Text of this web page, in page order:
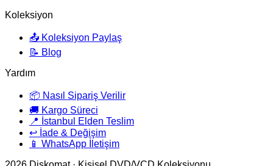
Koleksiyon
📤 Koleksiyon Paylaş
📝 Blog
Yardım
📦 Nasıl Sipariş Verilir
🚚 Kargo Süreci
📍 İstanbul Elden Teslim
↩️ İade & Değişim
📱 WhatsApp İletişim